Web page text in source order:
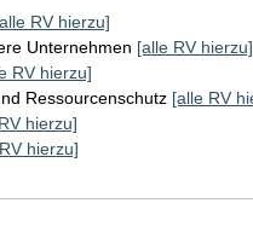
RV hierzu]
Unternehmen [alle RV hierzu]
RV hierzu]
Ressourcenschutz [alle RV
hierzu]
hierzu]